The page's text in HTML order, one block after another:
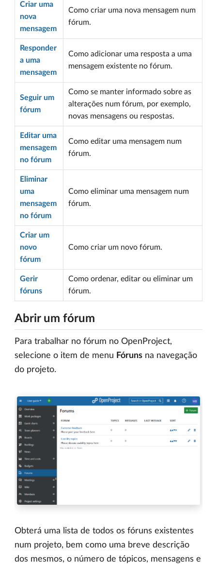
Criar uma
nova
mensagem
Como criar uma nova mensagem num
fórum.
Responder
a uma
mensagem
Como adicionar uma resposta a uma
mensagem existente no fórum.
Seguir um
fórum
Como se manter informado sobre as
alterações num fórum, por exemplo,
novas mensagens ou respostas.
Editar uma
mensagem
no fórum
Como editar uma mensagem num
fórum.
Eliminar
uma
mensagem
no fórum
Como eliminar uma mensagem num
fórum.
Criar um
novo
fórum
Como criar um novo fórum.
Gerir
fóruns
Como ordenar, editar ou eliminar um
fórum.
Abrir um fórum
Para trabalhar no fórum no OpenProject,
selecione o item de menu Fóruns na navegação
do projeto.
Obterá uma lista de todos os fóruns existentes
num projeto, bem como uma breve descrição
dos mesmos, o número de tópicos, mensagens e